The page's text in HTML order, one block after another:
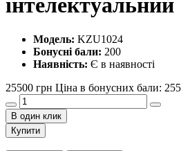
Модель: KZU1024
Бонусні бали: 200
Наявність: Є в наявності
25500 грн Ціна в бонусних бали:
В один клик
Купити